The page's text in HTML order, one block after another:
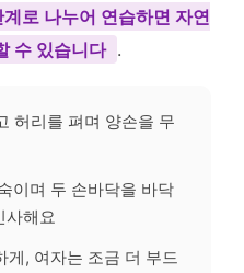
로 나누어 연습하면 자연
수 있습니다 .
허리를 펴며 양손을 무
이며 두 손바닥을 바닥
사해요
게, 여자는 조금 더 부드